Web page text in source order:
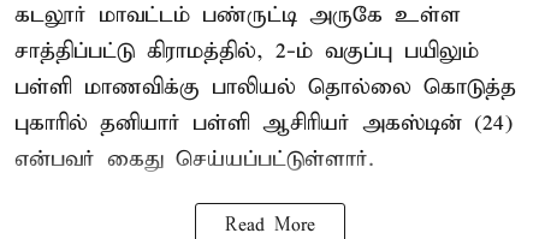
கடலூர் மாவட்டம் பண்ருட்டி அருகே உள்ள
சாத்திப்பட்டு கிராமத்தில், 2-ம் வகுப்பு பயிலும்
பள்ளி மாணவிக்கு பாலியல் தொல்லை கொடுத்த
புகாரில் தனியார் பள்ளி ஆசிரியர் அகஸ்டின் (24)
என்பவர் கைது செய்யப்பட்டுள்ளார்.
Read More